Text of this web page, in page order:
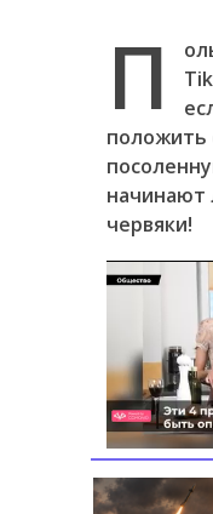
П
положить
начинают
червяки!